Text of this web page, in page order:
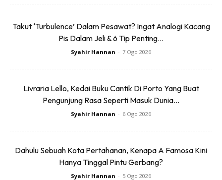
untuk kembali menjadi normal secepat mungkin, termasuk
di bahagian sempadan. Jika perkembangan epidemiologi
membenarkannya. Ini juga bermakna kita boleh kembali
dan Perancis pada 15 Jun. Ini adalah perjanjian yang
berjaya dicapai antara empat negara ini,” kata Ketua
Jabatan Kehakiman dan Kepolisan, Karin Keller-Sutter.
Takut ‘Turbulence’ Dalam Pesawat? Ingat Analogi Kacang
Pis Dalam Jeli & 6 Tip Penting...
Syahir Hannan - 7 Ogo 2026
Livraria Lello, Kedai Buku Cantik Di Porto Yang Buat
Pengunjung Rasa Seperti Masuk Dunia...
Syahir Hannan - 6 Ogo 2026
Dahulu Sebuah Kota Pertahanan, Kenapa A Famosa Kini
Hanya Tinggal Pintu Gerbang?
Syahir Hannan - 5 Ogo 2026